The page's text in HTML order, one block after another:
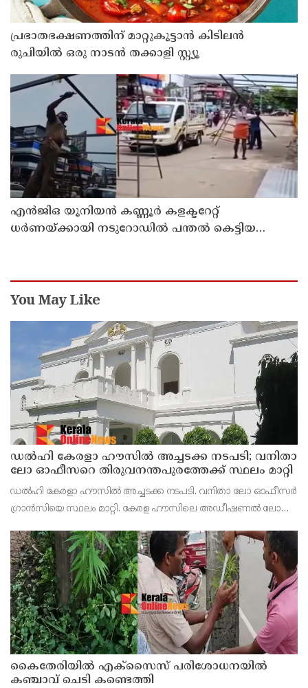
പ്രഭാതഭക്ഷണത്തിന് മാറ്റുകൂട്ടാൻ കിടിലൻ
രുചിയിൽ ഒരു നാടൻ തക്കാളി സ്റ്റ്യൂ
എൻജിഒ യൂനിയൻ കണ്ണൂർ കളക്ടറേറ്റ്
ധർണയ്ക്കായി നടുറോഡിൽ പന്തൽ കെട്ടിയ
You May Like
ഡൽഹി കേരളാ ഹൗസില്‍ അച്ചടക്ക നടപടി; വനിതാ
ലോ ഓഫീസറെ തിരുവനന്തപുരത്തേക്ക്‌ സ്ഥലം മാറ്റി
ഡല്‍ഹി കേരളാ ഹൗസില്‍ അച്ചടക്ക നടപടി. വനിതാ ലോ ഓഫീസര്‍
ഗ്രാന്‍സിയെ സ്ഥലം മാറ്റി. കേരള ഹൗസിലെ അഡീഷണല്‍ ലോ
തിരുവനന്തപുരത്തേക്കാണ് സ്ഥലം മാറ്റിയത്.
കൈതേരിയിൽ എക്സൈസ് പരിശോധനയിൽ
കഞ്ചാവ് ചെടി കണ്ടെത്തി